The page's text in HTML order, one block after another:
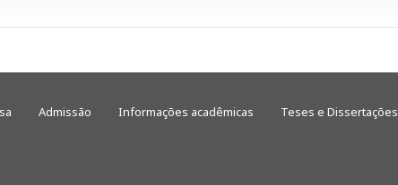
Admissão Informações acadêmicas Teses e Dissertações